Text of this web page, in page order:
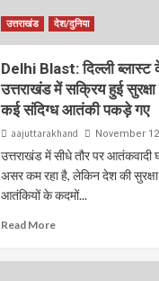
उत्तराखंड देश/दुनिया
Delhi Blast: दिल्ली ब्लास्ट
उत्तराखंड में सक्रिय हुई
कई संदिग्ध आतंकी पकड़े गए
aajuttarakhand November
उत्तराखंड में सीधे तौर पर
असर कम रहा है, लेकिन देश की
आतंकियों के कदमों...
Read More